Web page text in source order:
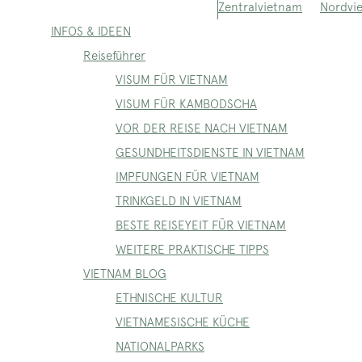
Zentralvietnam
INFOS & IDEEN
Reiseführer
VISUM FÜR VIETNAM
VISUM FÜR KAMBODSCHA
VOR DER REISE NACH VIETNAM
GESUNDHEITSDIENSTE IN VIETNAM
IMPFUNGEN FÜR VIETNAM
TRINKGELD IN VIETNAM
BESTE REISEYEIT FÜR VIETNAM
WEITERE PRAKTISCHE TIPPS
VIETNAM BLOG
ETHNISCHE KULTUR
VIETNAMESISCHE KÜCHE
NATIONALPARKS